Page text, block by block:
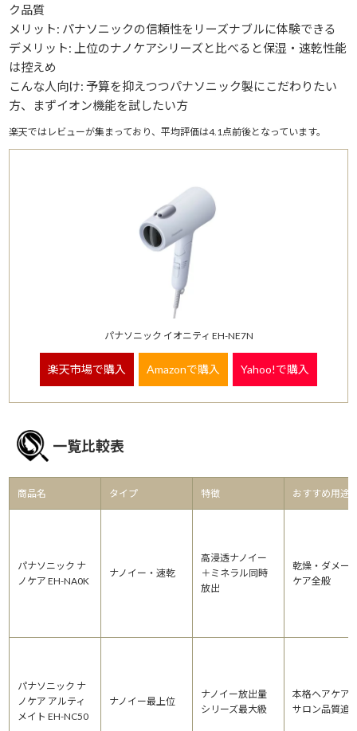
ク品質
メリット: パナソニックの信頼性をリーズナブルに体験できる
デメリット: 上位のナノケアシリーズと比べると保湿・速乾性能
は控えめ
こんな人向け: 予算を抑えつつパナソニック製にこだわりたい
方、まずイオン機能を試したい方
楽天ではレビューが集まっており、平均評価は4.1点前後となっています。
パナソニック イオニティ EH-NE7N
楽天市場で購入 Amazonで購入 Yahoo!で購入
一覧比較表
商品名 タイプ 特徴 おすすめ用途
パナソニック ナ
ノケア EH-NA0K
ナノイー・速乾
高浸透ナノイー
＋ミネラル同時
放出
乾燥・ダメー
ケア全般
パナソニック ナ
ノケア アルティ
メイト EH-NC50
ナノイー最上位
ナノイー放出量
シリーズ最大級
本格ヘアケア
サロン品質追